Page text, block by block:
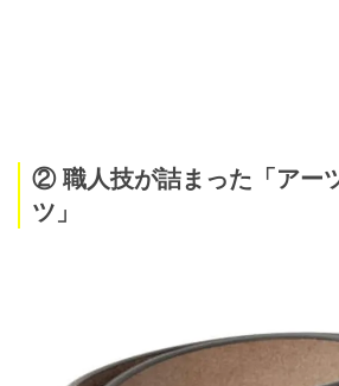
② 職人技が詰まった「アー
ツ」